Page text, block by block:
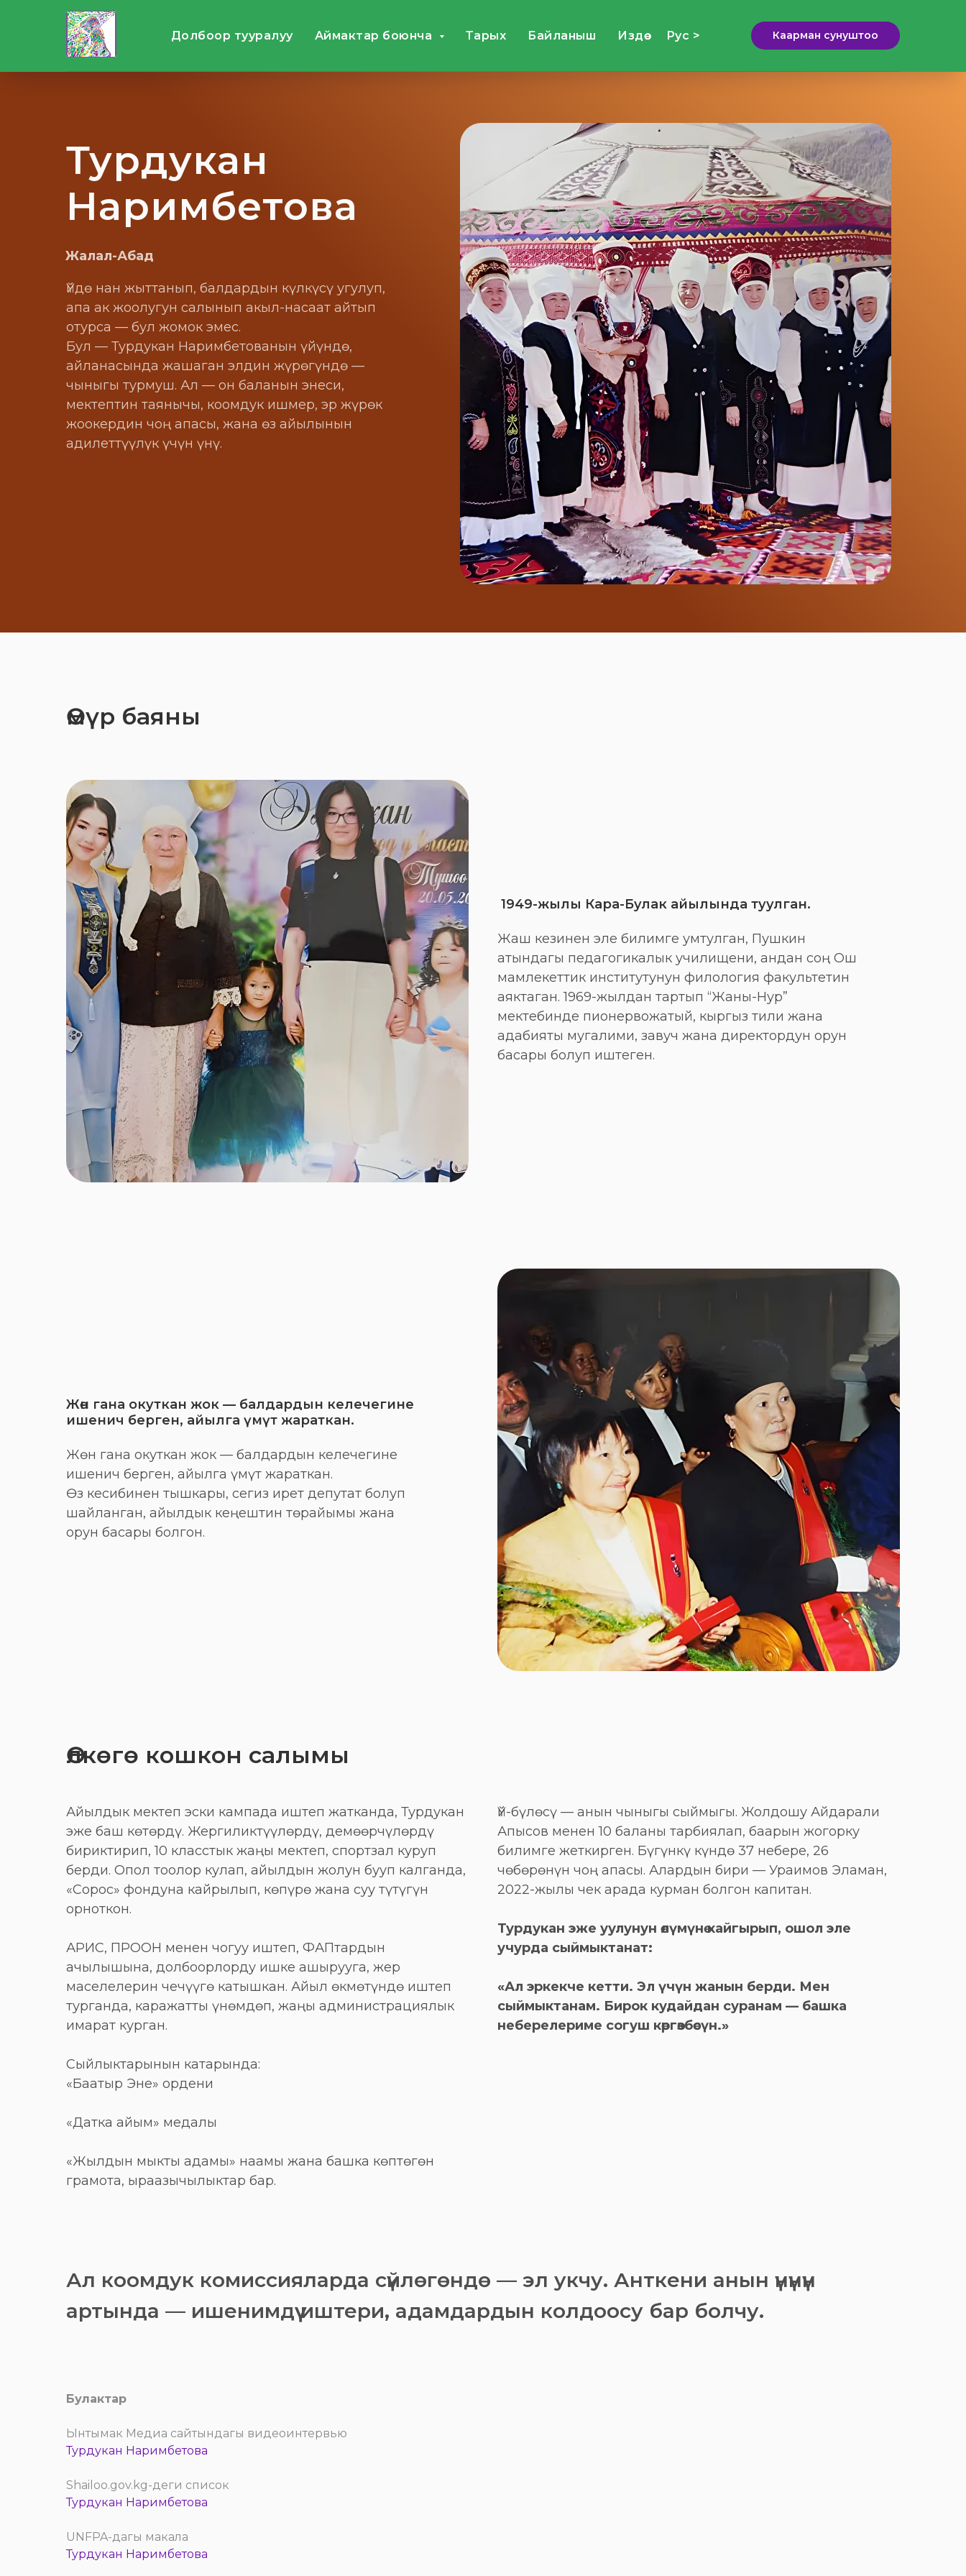
Долбоор тууралуу Аймактар боюнча Тарых Байланыш Издөө Рус > Каарман сунуштоо
Турдукан
Наримбетова
Жалал-Абад
Үйдө нан жыттанып, балдардын күлкүсү угулуп,
апа ак жоолугун салынып акыл-насаат айтып
отурса — бул жомок эмес.
Бул — Турдукан Наримбетованын үйүндө,
айланасында жашаган элдин жүрөгүндө —
чыныгы турмуш. Ал — он баланын энеси,
мектептин таянычы, коомдук ишмер, эр жүрөк
жоокердин чоң апасы, жана өз айылынын
адилеттүүлүк үчүн үнү.
Өмүр баяны
1949-жылы Кара-Булак айылында туулган.
Жаш кезинен эле билимге умтулган, Пушкин
атындагы педагогикалык училищени, андан соң Ош
мамлекеттик институтунун филология факультетин
аяктаган. 1969-жылдан тартып “Жаны-Нур”
мектебинде пионервожатый, кыргыз тили жана
адабияты мугалими, завуч жана директордун орун
басары болуп иштеген.
Жөн гана окуткан жок — балдардын келечегине
ишенич берген, айылга үмүт жараткан.
Жөн гана окуткан жок — балдардын келечегине
ишенич берген, айылга үмүт жараткан.
Өз кесибинен тышкары, сегиз ирет депутат болуп
шайланган, айылдык кеңештин төрайымы жана
орун басары болгон.
Өлкөгө кошкон салымы
Айылдык мектеп эски кампада иштеп жатканда, Турдукан
эже баш көтөрдү. Жергиликтүүлөрдү, демөөрчүлөрдү
бириктирип, 10 класстык жаңы мектеп, спортзал куруп
берди. Опол тоолор кулап, айылдын жолун бууп калганда,
«Сорос» фондуна кайрылып, көпүрө жана суу түтүгүн
орноткон.
АРИС, ПРООН менен чогуу иштеп, ФАПтардын
ачылышына, долбоорлорду ишке ашырууга, жер
маселелерин чечүүгө катышкан. Айыл өкмөтүндө иштеп
турганда, каражатты үнөмдөп, жаңы администрациялык
имарат курган.
Сыйлыктарынын катарында:
«Баатыр Эне» ордени
«Датка айым» медалы
«Жылдын мыкты адамы» наамы жана башка көптөгөн
грамота, ыраазычылыктар бар.
Үй-бүлөсү — анын чыныгы сыймыгы. Жолдошу Айдарали
Апысов менен 10 баланы тарбиялап, баарын жогорку
билимге жеткирген. Бүгүнкү күндө 37 небере, 26
чөбөрөнүн чоң апасы. Алардын бири — Ураимов Эламан,
2022-жылы чек арада курман болгон капитан.
Турдукан эже уулунун өлүмүнө кайгырып, ошол эле
учурда сыймыктанат:
«Ал эркекче кетти. Эл үчүн жанын берди. Мен
сыймыктанам. Бирок кудайдан суранам — башка
неберелериме согуш көргөзбөсүн.»
Ал коомдук комиссияларда сүйлөгөндө — эл укчу. Анткени анын үнүнүн
артында — ишенимдүү иштери, адамдардын колдоосу бар болчу.
Булактар
Ынтымак Медиа сайтындагы видеоинтервью
Турдукан Наримбетова
Shailoo.gov.kg-деги список
Турдукан Наримбетова
UNFPA-дагы макала
Турдукан Наримбетова